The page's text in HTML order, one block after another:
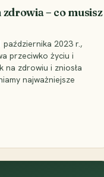
– co musisz
2023 r.,
przeciwko życiu i
na zdrowiu i zniosła
najważniejsze